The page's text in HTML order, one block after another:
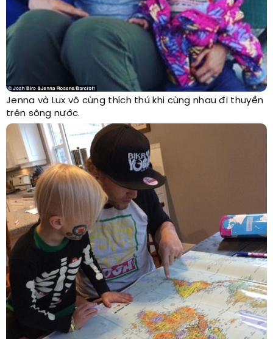
Jenna và Lux vô cùng thích thú khi cùng nhau đi thuyền
trên sông nước.